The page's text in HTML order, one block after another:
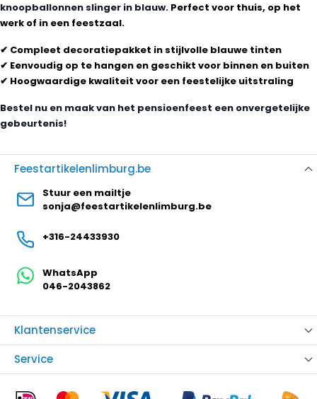
knoopballonnen slinger in blauw. Perfect voor thuis, op het
werk of in een feestzaal.
✔ Compleet decoratiepakket in stijlvolle blauwe tinten
✔ Eenvoudig op te hangen en geschikt voor binnen en buiten
✔ Hoogwaardige kwaliteit voor een feestelijke uitstraling
Bestel nu en maak van het pensioenfeest een onvergetelijke
gebeurtenis!
Klantenservice
Service
Feestartikelenlimburg.be
Stuur een mailtje
sonja@feestartikelenlimburg.be
+316-24433930
WhatsApp
046-2043862